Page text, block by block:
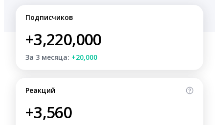
Подписчиков
+3,220,000
За 3 месяца: +20,000
Реакций
+3,560